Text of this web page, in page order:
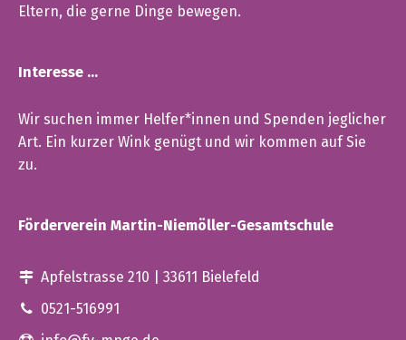
Eltern, die gerne Dinge bewegen.
Interesse …
Wir suchen immer Helfer*innen und Spenden jeglicher
Art. Ein kurzer Wink genügt und wir kommen auf Sie
zu.
Förderverein Martin-Niemöller-Gesamtschule
Apfelstrasse 210 | 33611 Bielefeld
0521-516991